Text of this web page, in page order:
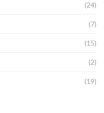
(24)
(7)
(15)
(2)
(19)